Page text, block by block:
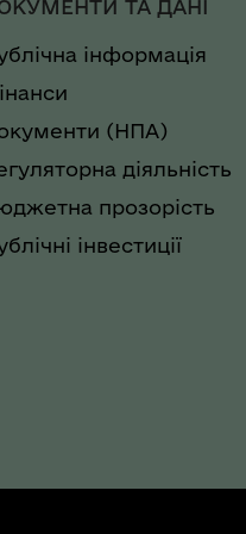
ТА ДАНІ
інформація
(НПА)
діяльність
прозорість
інвестиції